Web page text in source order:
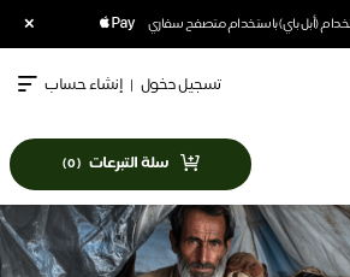
(أبل باي) باستخدام متصفح سفاري
تسجيل دخول | إنشاء حساب
سلة التبرعات (
0
)